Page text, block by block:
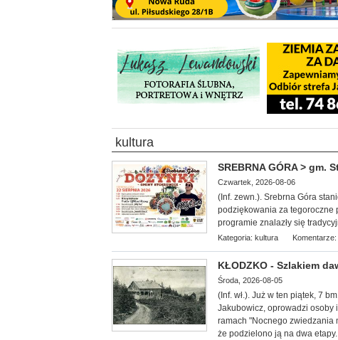
kultura
SREBRNA GÓRA >
Czwartek, 2026-08-06
(Inf. zewn.). Srebrna Góra
podziękowania za tegoroczne
programie znalazły się
Kategoria: kultura Komentarze:
KŁODZKO - Szlakiem
Środa, 2026-08-05
(Inf. wł.). Już w ten piątek, 7
Jakubowicz, oprowadzi osoby
ramach "Nocnego zwiedzania
że podzielono ją na dwa